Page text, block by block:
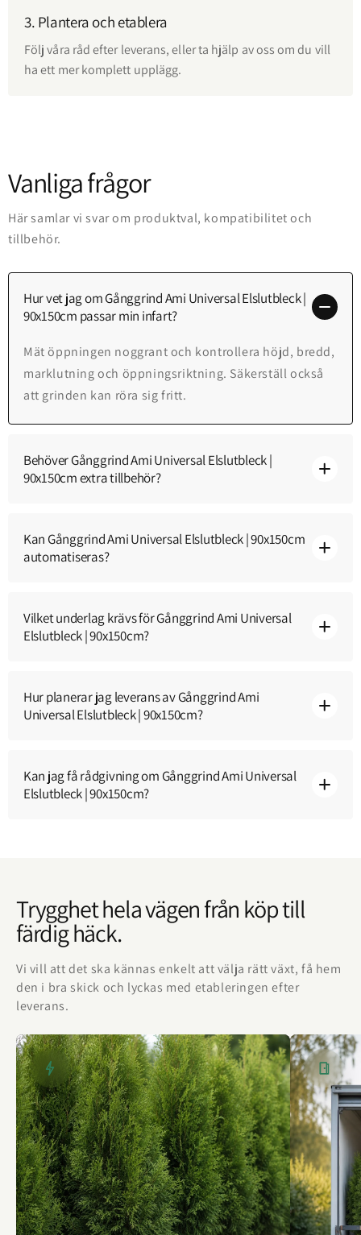
3. Plantera och etablera
Följ våra råd efter leverans, eller ta hjälp av oss om du vill
ha ett mer komplett upplägg.
Vanliga frågor
Här samlar vi svar om produktval, kompatibilitet och
tillbehör.
Hur vet jag om Gånggrind Ami Universal Elslutbleck |
90x150cm passar min infart?
Mät öppningen noggrant och kontrollera höjd, bredd,
marklutning och öppningsriktning. Säkerställ också
att grinden kan röra sig fritt.
Behöver Gånggrind Ami Universal Elslutbleck |
90x150cm extra tillbehör?
Kan Gånggrind Ami Universal Elslutbleck | 90x150cm
automatiseras?
Vilket underlag krävs för Gånggrind Ami Universal
Elslutbleck | 90x150cm?
Hur planerar jag leverans av Gånggrind Ami
Universal Elslutbleck | 90x150cm?
Kan jag få rådgivning om Gånggrind Ami Universal
Elslutbleck | 90x150cm?
Trygghet hela vägen från köp till
färdig häck.
Vi vill att det ska kännas enkelt att välja rätt växt, få hem
den i bra skick och lyckas med etableringen efter
leverans.